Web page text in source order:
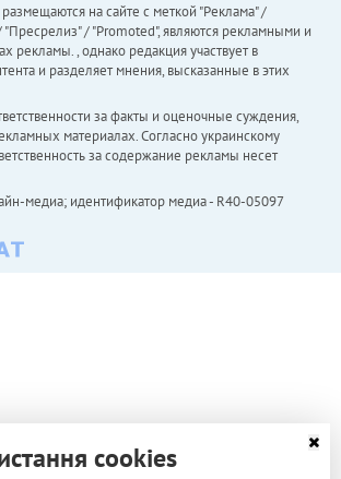
на сайте с меткой "Реклама" /
/ "Promoted", являются рекламными и
рекламы. , однако редакция участвует в
и разделяет мнения, высказанные в этих
за факты и оценочные суждения,
материалах. Согласно украинскому
за содержание рекламы несет
медиа; идентификатор медиа - R40-05097
cookies